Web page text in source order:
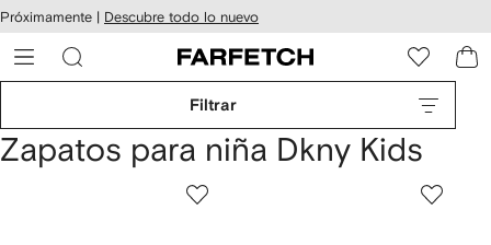
al
Próximamente | Descubre todo lo nuevo
Filtrar
Zapatos para niña Dkny Kids